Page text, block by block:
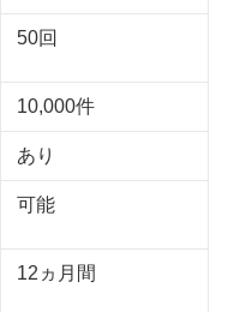
50回
10,000件
あり
可能
12ヵ月間